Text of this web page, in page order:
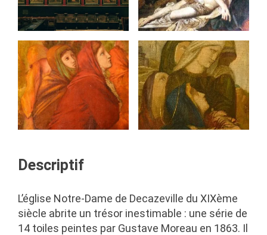
Descriptif
L’église Notre-Dame de Decazeville du XIXème
siècle abrite un trésor inestimable : une série de
14 toiles peintes par Gustave Moreau en 1863. Il